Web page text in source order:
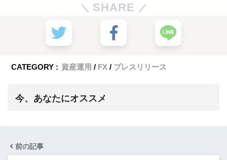
SHARE
CATEGORY : 資産運用 FX プレスリリース
今、あなたにオススメ
前の記事